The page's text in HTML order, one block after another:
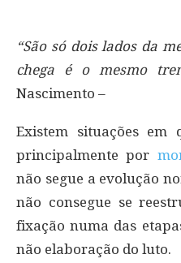
“São só dois lados da
chega é o mesmo
Nascimento –
Existem situações em
principalmente por
não segue a evolução
não consegue se
fixação numa das
não elaboração do luto.